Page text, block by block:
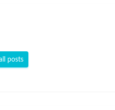
posts